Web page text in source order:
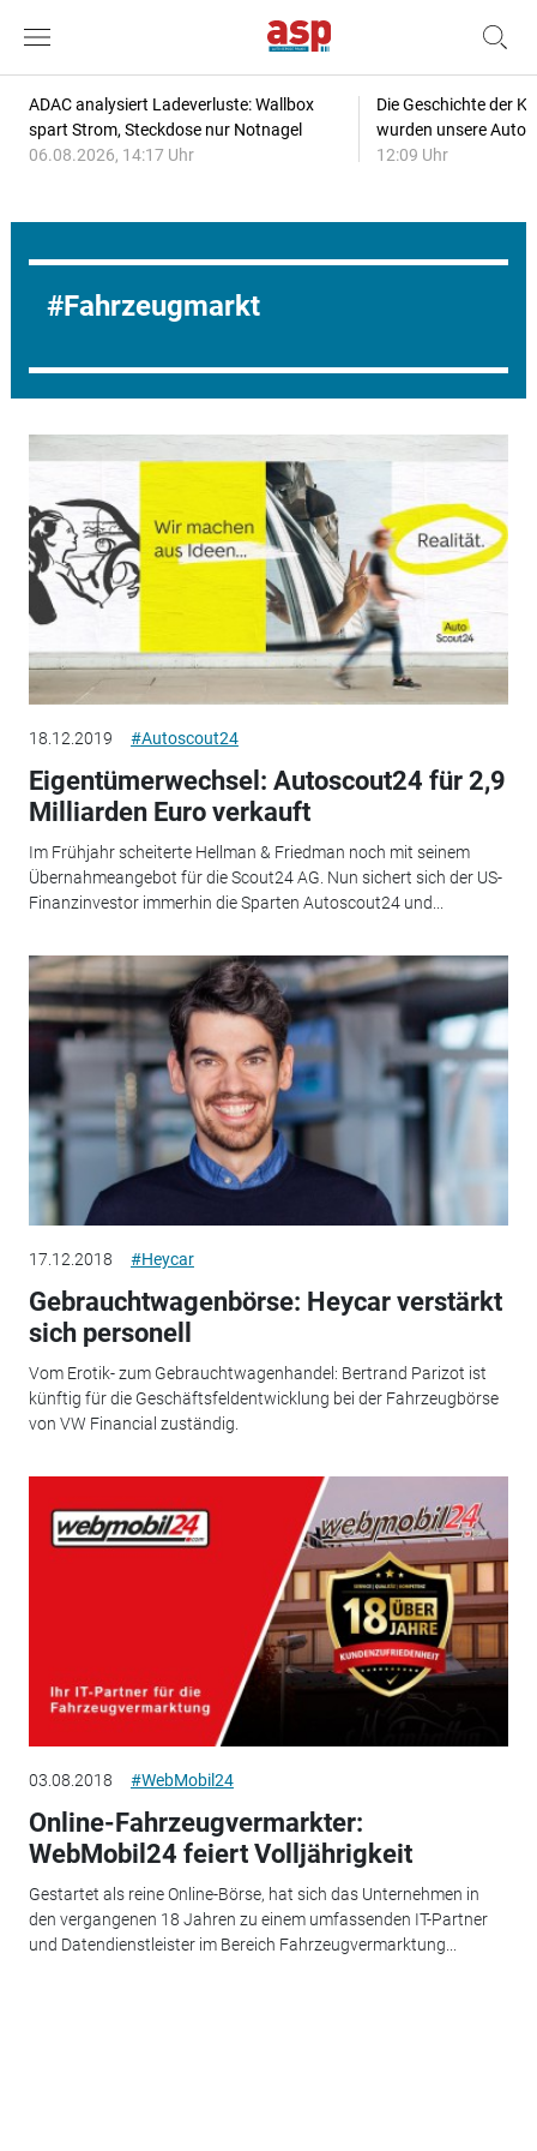
ADAC analysiert Ladeverluste: Wallbox
spart Strom, Steckdose nur Notnagel
06.08.2026, 14:17 Uhr
Die Geschichte der
wurden unsere
12:09 Uhr
Fahrzeugmarkt
18.12.2019 #Autoscout24
Eigentümerwechsel: Autoscout24 für 2,9
Milliarden Euro verkauft
Im Frühjahr scheiterte Hellman & Friedman noch mit seinem
Übernahmeangebot für die Scout24 AG. Nun sichert sich der US-
Finanzinvestor immerhin die Sparten Autoscout24 und...
17.12.2018 #Heycar
Gebrauchtwagenbörse: Heycar verstärkt
sich personell
Vom Erotik- zum Gebrauchtwagenhandel: Bertrand Parizot ist
künftig für die Geschäftsfeldentwicklung bei der Fahrzeugbörse
von VW Financial zuständig.
03.08.2018 #WebMobil24
Online-Fahrzeugvermarkter:
WebMobil24 feiert Volljährigkeit
Gestartet als reine Online-Börse, hat sich das Unternehmen in
den vergangenen 18 Jahren zu einem umfassenden IT-Partner
und Datendienstleister im Bereich Fahrzeugvermarktung...